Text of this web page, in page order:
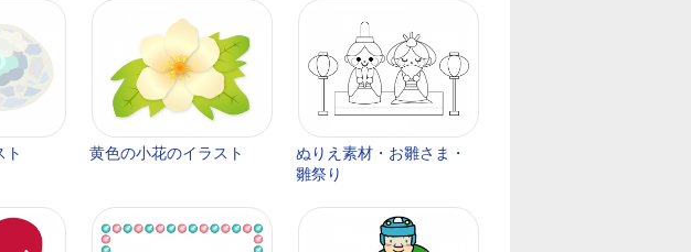
ト 黄色の小花のイラスト
ぬりえ素材・お雛さま・
雛祭り